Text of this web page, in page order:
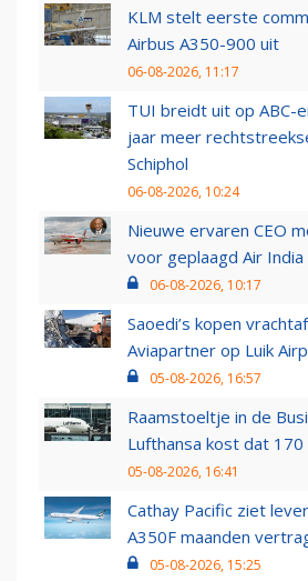
KLM stelt eerste
Airbus A350-900 uit
06-08-2026, 11:17
TUI breidt uit op ABC-
jaar meer
Schiphol
06-08-2026, 10:24
Nieuwe ervaren CEO
voor geplaagd Air India
06-08-2026, 10:17
Saoedi’s kopen
Aviapartner op Luik
05-08-2026, 16:57
Raamstoeltje in de
Lufthansa kost dat
05-08-2026, 16:41
Cathay Pacific ziet
A350F maanden
05-08-2026, 15:25